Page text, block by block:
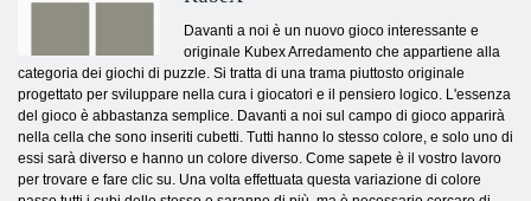
Davanti a noi è un nuovo gioco interessante e
originale Kubex Arredamento che appartiene alla
categoria dei giochi di puzzle. Si tratta di una trama piuttosto originale
progettato per sviluppare nella cura i giocatori e il pensiero logico. L'essenza
del gioco è abbastanza semplice. Davanti a noi sul campo di gioco apparirà
nella cella che sono inseriti cubetti. Tutti hanno lo stesso colore, e solo uno di
essi sarà diverso e hanno un colore diverso. Come sapete è il vostro lavoro
per trovare e fare clic su. Una volta effettuata questa variazione di colore